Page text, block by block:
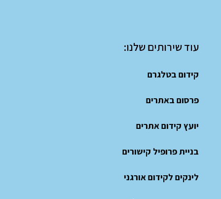
עוד שירותים שלנו:
קידום בטלגרם
פרסום באתרים
יועץ קידום אתרים
בניית פרופיל קישורים
לינקים לקידום אורגני